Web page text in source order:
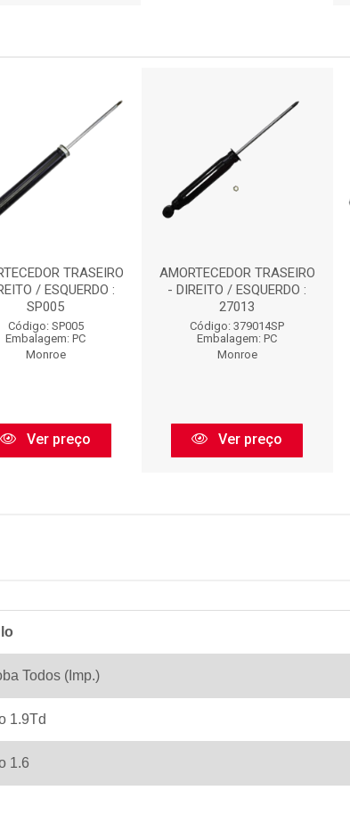
TRASEIRO
/ ESQUERDO :
SP005
Código: SP005
Embalagem: PC
Monroe
Ver preço
AMORTECEDOR TRASEIRO
- DIREITO / ESQUERDO :
27013
Código: 379014SP
Embalagem: PC
Monroe
Ver preço
Todos (Imp.)
1.9Td
1.6